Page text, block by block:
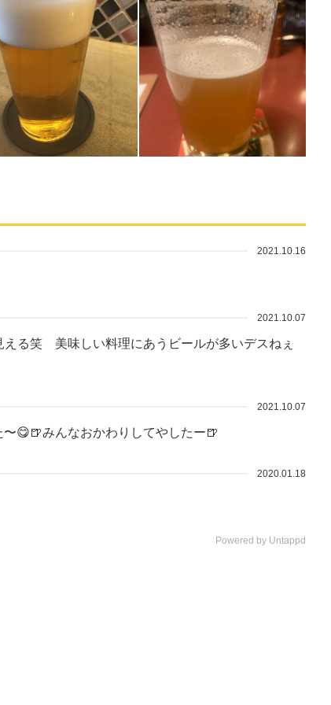
2021.10.16
2021.10.07
える笑 美味しい料理にあうビールが多いデスねぇ
2021.10.07
😋🍺みんなおかわりしてやしたー🍺
2020.01.18
Powered by Untappd